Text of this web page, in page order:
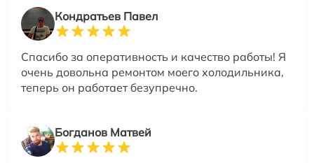
Кондратьев Павел
Спасибо за оперативность и качество работы! Я
очень довольна ремонтом моего холодильника,
теперь он работает безупречно.
Богданов Матвей